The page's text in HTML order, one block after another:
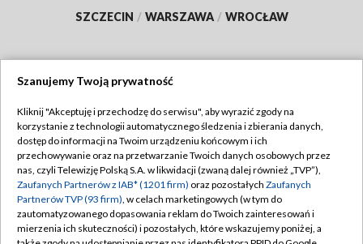
SZCZECIN / WARSZAWA / WROCŁAW
TVP
Abonament TVP
Emisja w TVP
Centrum informacji TVP
Naziemna Telewizja Cyfrowa
Regulamin TVP
Polityka prywatności
Moje zgody
Pomoc
Szanujemy Twoją prywatność
Kliknij "Akceptuję i przechodzę do serwisu", aby wyrazić zgody na
korzystanie z technologii automatycznego śledzenia i zbierania danych,
dostęp do informacji na Twoim urządzeniu końcowym i ich
przechowywanie oraz na przetwarzanie Twoich danych osobowych przez
nas, czyli Telewizję Polską S.A. w likwidacji (zwaną dalej również „TVP”),
Zaufanych Partnerów z IAB* (1201 firm) oraz pozostałych Zaufanych
Partnerów TVP (93 firm), w celach marketingowych (w tym do
zautomatyzowanego dopasowania reklam do Twoich zainteresowań i
mierzenia ich skuteczności) i pozostałych, które wskazujemy poniżej, a